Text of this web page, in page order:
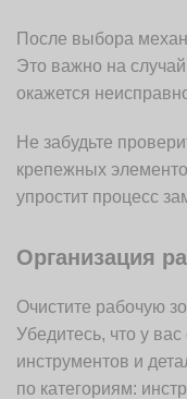
После выбора
Это важно на
окажется
Не забудьте
крепежных
упростит процесс
Организация
Очистите рабочую
Убедитесь, что у
инструментов и
по категориям: